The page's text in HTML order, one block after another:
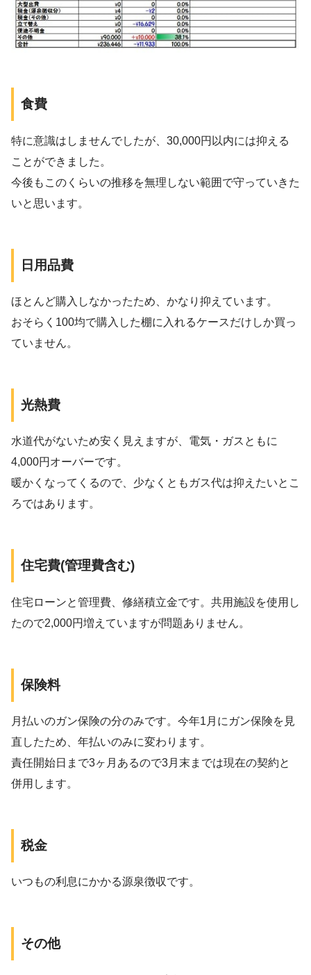
食費
特に意識はしませんでしたが、30,000円以内には抑える
ことができました。
今後もこのくらいの推移を無理しない範囲で守っていきた
いと思います。
日用品費
ほとんど購入しなかったため、かなり抑えています。
おそらく100均で購入した棚に入れるケースだけしか買っ
ていません。
光熱費
水道代がないため安く見えますが、電気・ガスともに
4,000円オーバーです。
暖かくなってくるので、少なくともガス代は抑えたいとこ
ろではあります。
住宅費(管理費含む)
住宅ローンと管理費、修繕積立金です。共用施設を使用し
たので2,000円増えていますが問題ありません。
保険料
月払いのガン保険の分のみです。今年1月にガン保険を見
直したため、年払いのみに変わります。
責任開始日まで3ヶ月あるので3月末までは現在の契約と
併用します。
税金
いつもの利息にかかる源泉徴収です。
その他